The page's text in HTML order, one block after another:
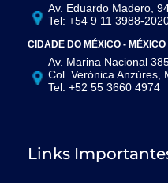
Av. Eduardo Madero,
Tel: +54 9 11 3988-
CIDADE DO MÉXICO - MÉXICO
Av. Marina Nacional
Col. Verónica Anzúres,
Tel: +52 55 3660 4974
Links